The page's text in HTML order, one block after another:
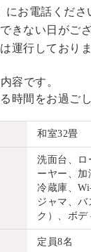
お電話くださ
きない日がご
運行しており
容です。
時間をお過ご
和室32畳
洗面台、ロ
ーヤー、加
冷蔵庫、
ジャマ、
ク）、ボ
定員8名